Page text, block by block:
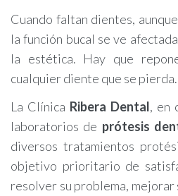
Cuando faltan dientes,
la función bucal se ve
la estética. Hay que
cualquier diente que se pierda.
La Clínica Ribera Dental, en
laboratorios de prótesis
diversos tratamientos
objetivo prioritario de
resolver su problema, mejorar